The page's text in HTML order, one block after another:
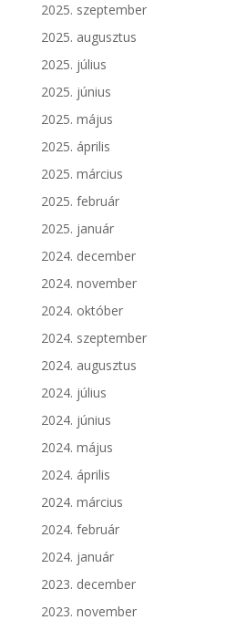
2025. szeptember
2025. augusztus
2025. július
2025. június
2025. május
2025. április
2025. március
2025. február
2025. január
2024. december
2024. november
2024. október
2024. szeptember
2024. augusztus
2024. július
2024. június
2024. május
2024. április
2024. március
2024. február
2024. január
2023. december
2023. november